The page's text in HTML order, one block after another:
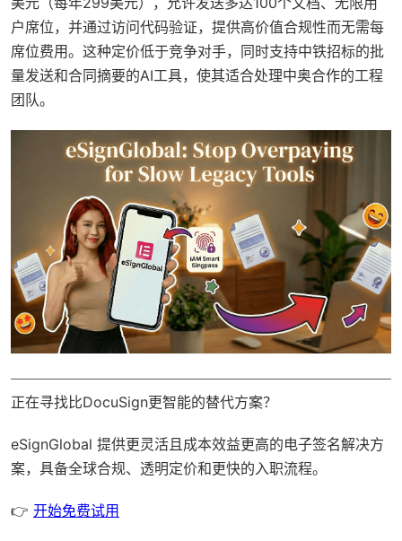
户席位，并通过访问代码验证，提供高价值合规性而无需每
席位费用。这种定价低于竞争对手，同时支持中铁招标的批
量发送和合同摘要的AI工具，使其适合处理中奥合作的工程
团队。
正在寻找比DocuSign更智能的替代方案？
eSignGlobal 提供更灵活且成本效益更高的电子签名解决方
案，具备全球合规、透明定价和更快的入职流程。
👉 开始免费试用